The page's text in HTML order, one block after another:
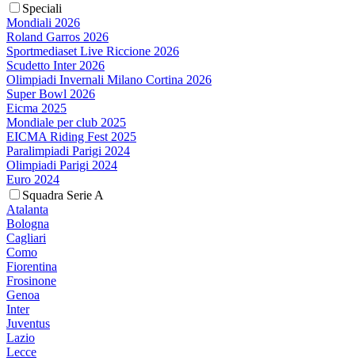
Speciali
Mondiali 2026
Roland Garros 2026
Sportmediaset Live Riccione 2026
Scudetto Inter 2026
Olimpiadi Invernali Milano Cortina 2026
Super Bowl 2026
Eicma 2025
Mondiale per club 2025
EICMA Riding Fest 2025
Paralimpiadi Parigi 2024
Olimpiadi Parigi 2024
Euro 2024
Squadra Serie A
Atalanta
Bologna
Cagliari
Como
Fiorentina
Frosinone
Genoa
Inter
Juventus
Lazio
Lecce